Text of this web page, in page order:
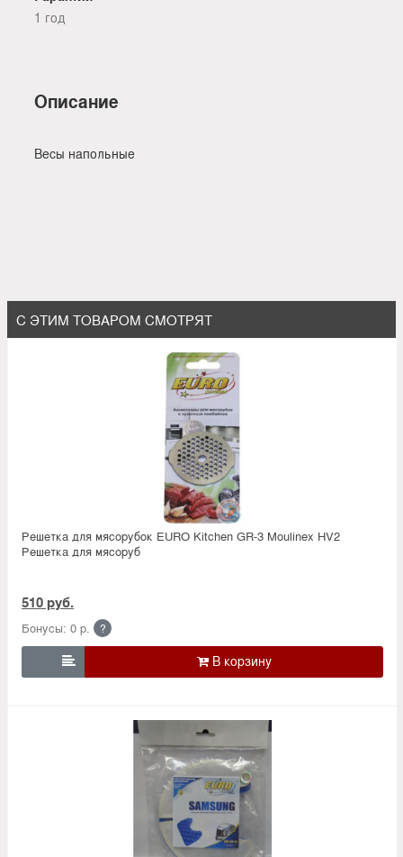
1 год
Описание
Весы напольные
С ЭТИМ ТОВАРОМ СМОТРЯТ
Решетка для мясорубок EURO Kitchen GR-3 Moulinex HV2
Решетка для мясоруб
510 руб.
Бонусы: 0 р. ?
